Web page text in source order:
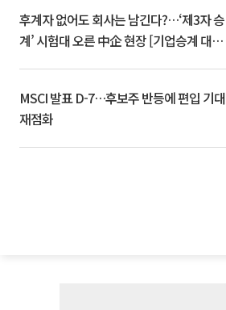
후계자 없어도 회사는 남긴다?…‘제3자 승
계’ 시험대 오른 中企 현장 [기업승계 대전
MSCI 발표 D-7…후보주 반등에 편입 기대
재점화